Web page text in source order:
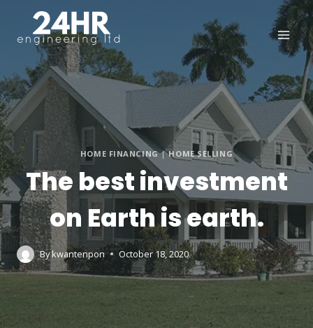
HOME FINANCING|HOME SELLING
The best investment
on Earth is earth.
Bykwantenpon October 18, 2020